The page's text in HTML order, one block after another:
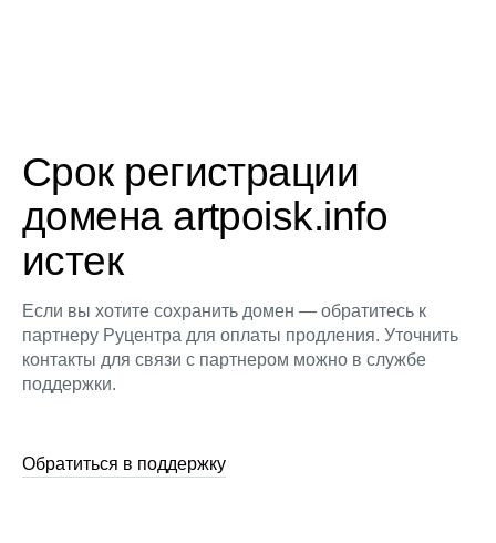
Срок регистрации
домена artpoisk.info
истек
Если вы хотите сохранить домен — обратитесь к
партнеру Руцентра для оплаты продления. Уточнить
контакты для связи с партнером можно в службе
поддержки.
Обратиться в поддержку